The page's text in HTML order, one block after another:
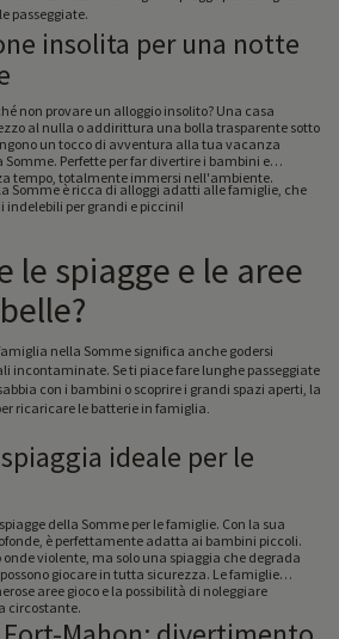
passeggiate.
insolita per una notte
non provare un alloggio insolito? Una casa
al nulla o addirittura una bolla trasparente sotto
un tocco di avventura alla tua vacanza
Perfette per far divertire i bambini e
tempo, totalmente immersi nell'ambiente.
Somme è ricca di alloggi adatti alle famiglie, che
indelebili per grandi e piccini!
le spiagge e le aree
nella Somme significa anche godersi
incontaminate. Se ti piace fare lunghe passeggiate
con i bambini o scoprire i grandi spazi aperti, la
ricaricare le batterie in famiglia.
ideale per le
della Somme per le famiglie. Con la sua
è perfettamente adatta ai bambini piccoli.
violente, ma solo una spiaggia che degrada
giocare in tutta sicurezza. Le famiglie
aree gioco e la possibilità di noleggiare
circostante.